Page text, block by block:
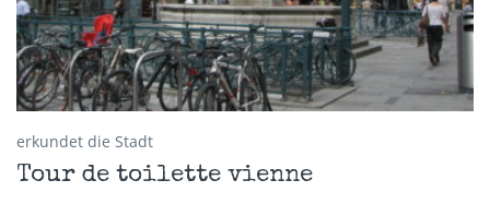
erkundet die Stadt
Tour de toilette vienne